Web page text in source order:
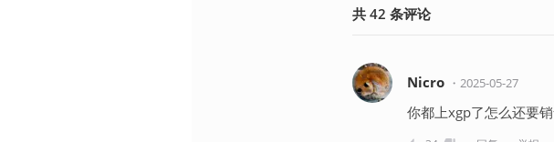
共 42 条评论
Nicro ・ 2025-05-27
你都上xgp了怎么还要销